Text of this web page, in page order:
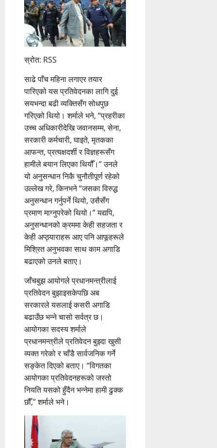
स्रोत: RSS
साढे पाँच महिना लगाएर तयार
पारिएको यस प्रतिवेदनका लागि दुई
सयभन्दा बढी व्यक्तिसँग सोधपुछ
गरिएको थियो। शर्माले भने, “प्रहरीका
उच्च अधिकारीदेखि जवानसम्म, सेना,
सरकारी कर्मचारी, घाइते, मृतकका
आफन्त, प्रत्यक्षदर्शी र विज्ञहरूसँग
हामीले बयान लिएका थियौँ।” उनले
यो अनुसन्धान निकै चुनौतीपूर्ण रहेको
उल्लेख गरे, किनभने “जसका विरुद्ध
अनुसन्धान गर्नुपर्ने थियो, उसैसँग
प्रमाण माग्नुपरेको थियो।” यद्यपि,
अनुसन्धानको क्रममा केही सहजता र
केही अप्ठ्याराहरू आए पनि आफूहरूले
मिश्रित अनुभवका साथ काम अगाडि
बढाएको उनले बताए।
जाँचबुझ आयोगले प्रधानमन्त्रीलाई
प्रतिवेदन बुझाइसकेपछि अब
सरकारले यसलाई कसरी अगाडि
बढाउँछ भन्ने चासो सर्वत्र छ।
आयोगका सदस्य शर्माले
प्रधानमन्त्रीले प्रतिवेदन बुझ्दा खुसी
व्यक्त गरेको र चाँडै सार्वजनिक गर्ने
सङ्केत दिएको बताए। “विगतका
आयोगका प्रतिवेदनहरूको जस्तो
नियति यसको हुँदैन भन्नेमा हामी ढुक्क
छौँ,” शर्माले भने।